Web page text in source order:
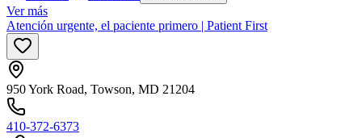
Ver más
Atención urgente, el paciente primero | Patient First
950 York Road, Towson, MD 21204
410-372-6373